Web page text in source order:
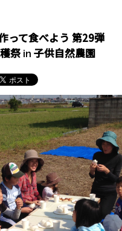
って食べよう 第29弾
祭 in 子供自然農園